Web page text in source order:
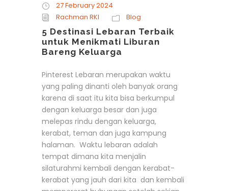
27 February 2024
Rachman RKI
Blog
5 Destinasi Lebaran Terbaik
untuk Menikmati Liburan
Bareng Keluarga
Pinterest Lebaran merupakan waktu
yang paling dinanti oleh banyak orang
karena di saat itu kita bisa berkumpul
dengan keluarga besar dan juga
melepas rindu dengan keluarga,
kerabat, teman dan juga kampung
halaman. Waktu lebaran adalah
tempat dimana kita menjalin
silaturahmi kembali dengan kerabat-
kerabat yang jauh dari kita dan kembali